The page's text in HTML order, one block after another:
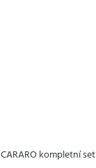
CARARO kompletní set